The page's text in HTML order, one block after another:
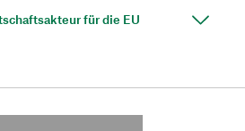
für die EU